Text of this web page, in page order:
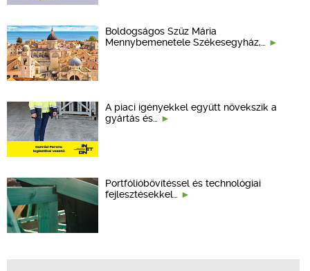
Boldogságos Szűz Mária
Mennybemenetele Székesegyház,…
A piaci igényekkel együtt növekszik a
gyártás és…
Portfólióbővítéssel és technológiai
fejlesztésekkel…